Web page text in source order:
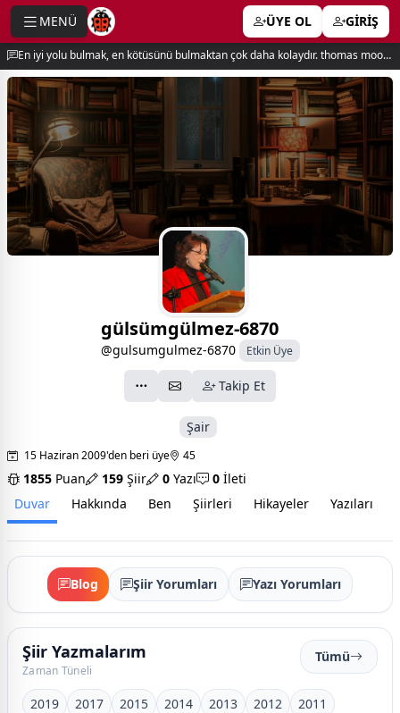
MENÜ ÜYE OL GİRİŞ
En iyi yolu bulmak, en kötüsünü bulmaktan çok daha kolaydır. thomas moore
gülsümgülmez-6870
@gulsumgulmez-6870 Etkin Üye
Takip Et
Şair
15 Haziran 2009'den beri üye 45
1855 Puan 159 Şiir 0 Yazı 0 İleti
Duvar
Hakkında Ben Şiirleri Hikayeler Yazıları
Blog Şiir Yorumları Yazı Yorumları
Şiir Yazmalarım
Zaman Tüneli
Tümü
2019 2017 2015 2014 2013 2012
2011
menu